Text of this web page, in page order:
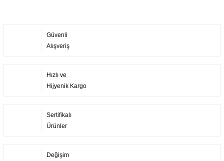
Güvenli
Alışveriş
Hızlı ve
Hijyenik Kargo
Sertifikalı
Ürünler
Değişim